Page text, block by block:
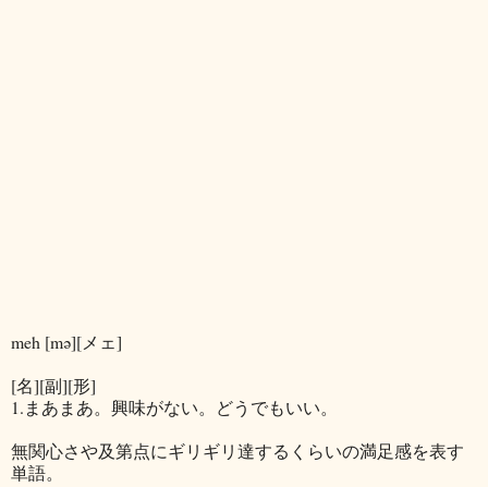
meh [mə][メェ]
[名][副][形]
1.まあまあ。興味がない。どうでもいい。
無関心さや及第点にギリギリ達するくらいの満足感を表す
単語。